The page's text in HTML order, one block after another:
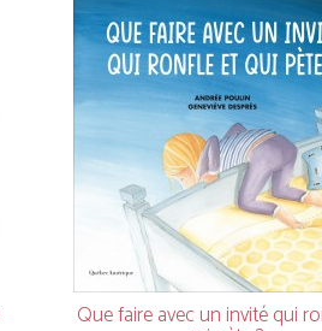
Que faire avec un invité qui